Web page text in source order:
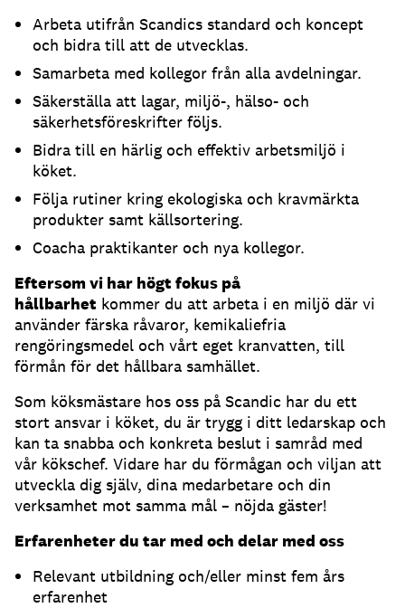
Arbeta utifrån Scandics standard och koncept
och bidra till att de utvecklas.
Samarbeta med kollegor från alla avdelningar.
Säkerställa att lagar, miljö-, hälso- och
säkerhetsföreskrifter följs.
Bidra till en härlig och effektiv arbetsmiljö i
köket.
Följa rutiner kring ekologiska och kravmärkta
produkter samt källsortering.
Coacha praktikanter och nya kollegor.
Eftersom vi har högt fokus på
hållbarhet kommer du att arbeta i en miljö där vi
använder färska råvaror, kemikaliefria
rengöringsmedel och vårt eget kranvatten, till
förmån för det hållbara samhället.
Som köksmästare hos oss på Scandic har du ett
stort ansvar i köket, du är trygg i ditt ledarskap och
kan ta snabba och konkreta beslut i samråd med
vår kökschef. Vidare har du förmågan och viljan att
utveckla dig själv, dina medarbetare och din
verksamhet mot samma mål – nöjda gäster!
Erfarenheter du tar med och delar med oss
Relevant utbildning och/eller minst fem års
erfarenhet